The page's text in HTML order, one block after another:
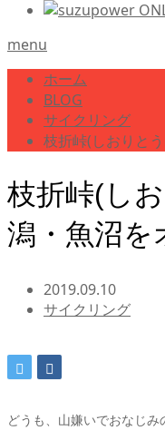
menu
ホーム
BLOG
サイクリング
枝折峠(しおりと
枝折峠(し
潟・魚沼を
2019.09.10
サイクリング
どうも、山嫌いでおなじみ